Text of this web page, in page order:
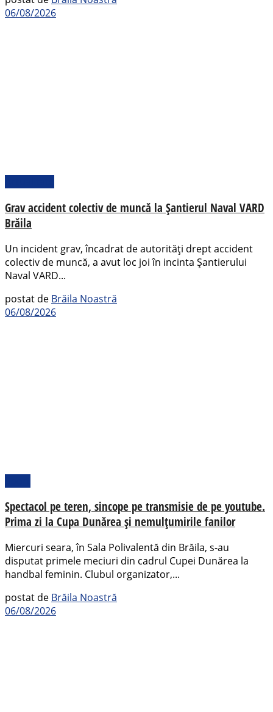
06/08/2026
Grav accident colectiv de muncă la Șantierul Naval VARD
Brăila
Un incident grav, încadrat de autorități drept accident
colectiv de muncă, a avut loc joi în incinta Șantierului
Naval VARD...
postat de Brăila Noastră
06/08/2026
Spectacol pe teren, sincope pe transmisie de pe youtube.
Prima zi la Cupa Dunărea și nemulțumirile fanilor
Miercuri seara, în Sala Polivalentă din Brăila, s-au
disputat primele meciuri din cadrul Cupei Dunărea la
handbal feminin. Clubul organizator,...
postat de Brăila Noastră
06/08/2026